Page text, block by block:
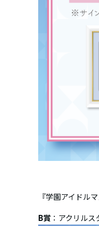
『学園アイドル
B賞 ：アクリルス